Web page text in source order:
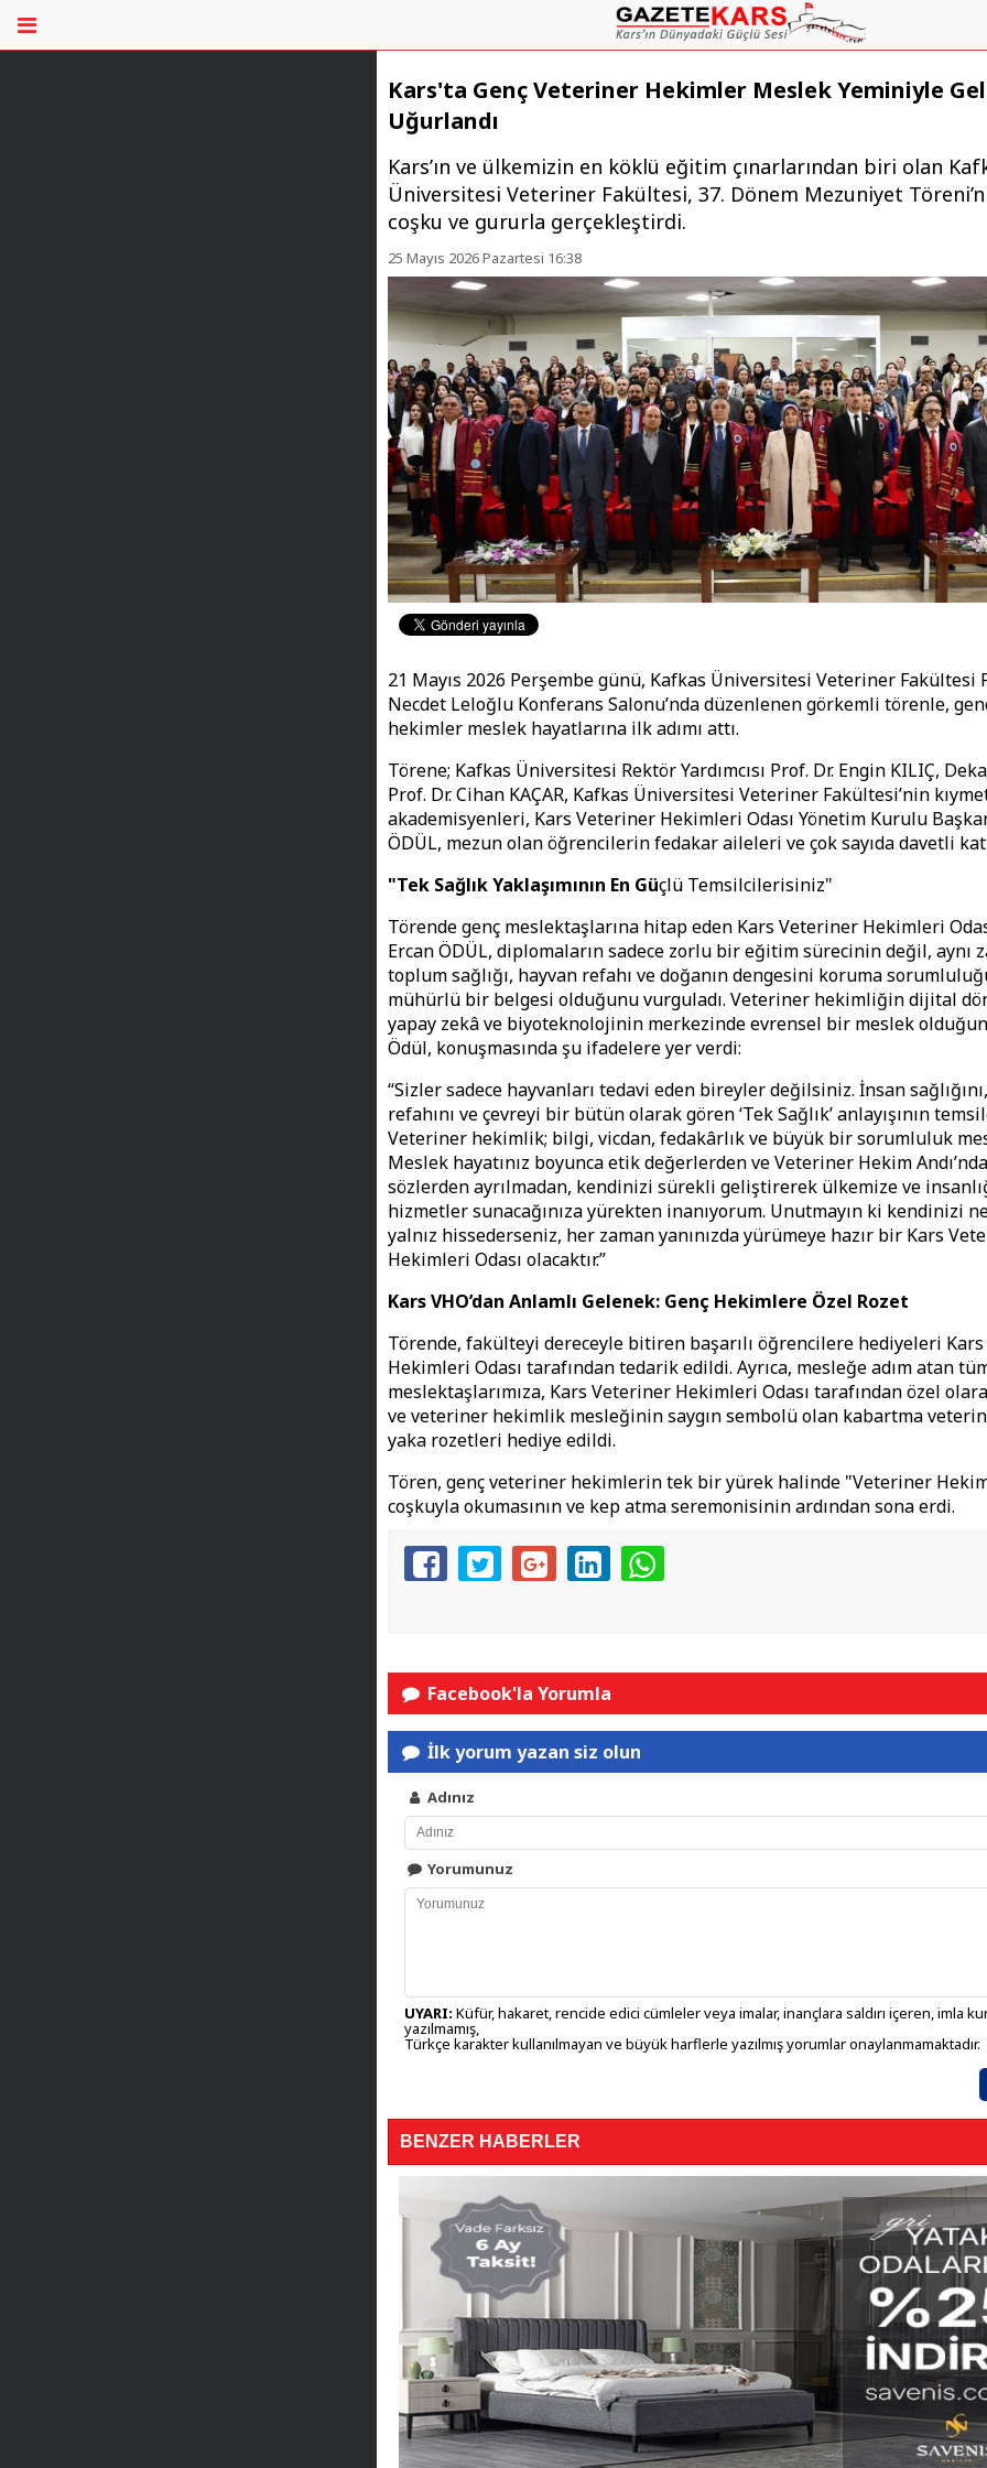
Kars'ta Genç Veteriner Hekimler Meslek Yeminiyle
Uğurlandı
Kars’ın ve ülkemizin en köklü eğitim çınarlarından biri olan
Üniversitesi Veteriner Fakültesi, 37. Dönem Mezuniyet
coşku ve gururla gerçekleştirdi.
25 Mayıs 2026 Pazartesi 16:38
21 Mayıs 2026 Perşembe günü, Kafkas Üniversitesi Veteriner Fakültesi
Necdet Leloğlu Konferans Salonu’nda düzenlenen görkemli törenle,
hekimler meslek hayatlarına ilk adımı attı.
Törene; Kafkas Üniversitesi Rektör Yardımcısı Prof. Dr. Engin KILIÇ,
Prof. Dr. Cihan KAÇAR, Kafkas Üniversitesi Veteriner Fakültesi’nin
akademisyenleri, Kars Veteriner Hekimleri Odası Yönetim Kurulu
ÖDÜL, mezun olan öğrencilerin fedakar aileleri ve çok sayıda davetli
"Tek Sağlık Yaklaşımının En Güçlü Temsilcilerisiniz"
Törende genç meslektaşlarına hitap eden Kars Veteriner Hekimleri
Ercan ÖDÜL, diplomaların sadece zorlu bir eğitim sürecinin değil, aynı
toplum sağlığı, hayvan refahı ve doğanın dengesini koruma
mühürlü bir belgesi olduğunu vurguladı. Veteriner hekimliğin dijital
yapay zekâ ve biyoteknolojinin merkezinde evrensel bir meslek
Ödül, konuşmasında şu ifadelere yer verdi:
“Sizler sadece hayvanları tedavi eden bireyler değilsiniz. İnsan
refahını ve çevreyi bir bütün olarak gören ‘Tek Sağlık’ anlayışının
Veteriner hekimlik; bilgi, vicdan, fedakârlık ve büyük bir sorumluluk
Meslek hayatınız boyunca etik değerlerden ve Veteriner Hekim
sözlerden ayrılmadan, kendinizi sürekli geliştirerek ülkemize ve
hizmetler sunacağınıza yürekten inanıyorum. Unutmayın ki kendinizi
yalnız hissederseniz, her zaman yanınızda yürümeye hazır bir Kars
Hekimleri Odası olacaktır.”
Kars VHO’dan Anlamlı Gelenek: Genç Hekimlere Özel Rozet
Törende, fakülteyi dereceyle bitiren başarılı öğrencilere hediyeleri
Hekimleri Odası tarafından tedarik edildi. Ayrıca, mesleğe adım atan
meslektaşlarımıza, Kars Veteriner Hekimleri Odası tarafından özel
ve veteriner hekimlik mesleğinin saygın sembolü olan kabartma
yaka rozetleri hediye edildi.
Tören, genç veteriner hekimlerin tek bir yürek halinde "Veteriner Hekim
coşkuyla okumasının ve kep atma seremonisinin ardından sona erdi.
Facebook'la Yorumla
İlk yorum yazan siz olun
Adınız
Yorumunuz
UYARI: Küfür, hakaret, rencide edici cümleler veya imalar, inançlara saldırı içeren, imla
yazılmamış,
Türkçe karakter kullanılmayan ve büyük harflerle yazılmış yorumlar onaylanmamaktadır.
BENZER HABERLER